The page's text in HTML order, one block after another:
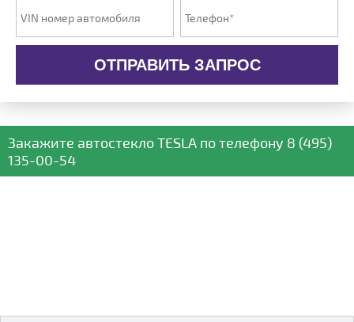
ОТПРАВИТЬ ЗАПРОС
Закажите автостеклоTESLA по телефону 8 (495)
135-00-54